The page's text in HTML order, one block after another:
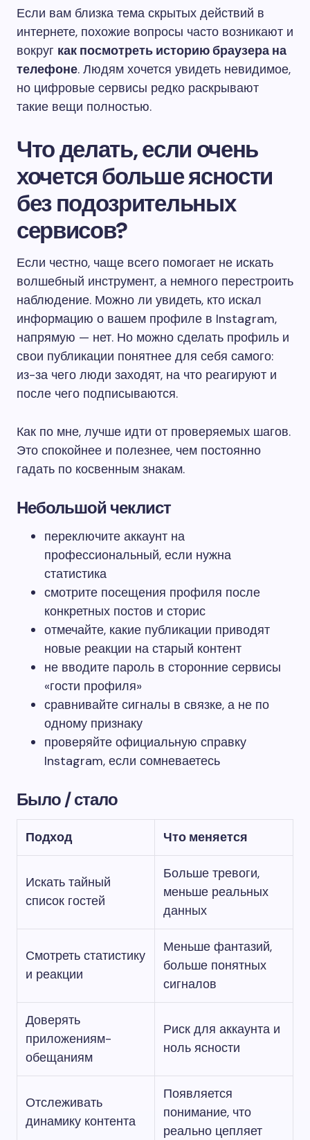
Если вам близка тема скрытых действий в
интернете, похожие вопросы часто возникают и
вокруг как посмотреть историю браузера на
телефоне. Людям хочется увидеть невидимое,
но цифровые сервисы редко раскрывают
такие вещи полностью.
Что делать, если очень
хочется больше ясности
без подозрительных
сервисов?
Если честно, чаще всего помогает не искать
волшебный инструмент, а немного перестроить
наблюдение. Можно ли увидеть, кто искал
информацию о вашем профиле в Instagram,
напрямую — нет. Но можно сделать профиль и
свои публикации понятнее для себя самого:
из-за чего люди заходят, на что реагируют и
после чего подписываются.
Как по мне, лучше идти от проверяемых шагов.
Это спокойнее и полезнее, чем постоянно
гадать по косвенным знакам.
Небольшой чеклист
переключите аккаунт на
профессиональный, если нужна
статистика
смотрите посещения профиля после
конкретных постов и сторис
отмечайте, какие публикации приводят
новые реакции на старый контент
не вводите пароль в сторонние сервисы
«гости профиля»
сравнивайте сигналы в связке, а не по
одному признаку
проверяйте официальную справку
Instagram, если сомневаетесь
Было / стало
Подход Что меняется
Искать тайный
список гостей
Больше тревоги,
меньше реальных
данных
Смотреть статистику
и реакции
Меньше фантазий,
больше понятных
сигналов
Доверять
приложениям-
обещаниям
Риск для аккаунта и
ноль ясности
Отслеживать
динамику контента
Появляется
понимание, что
реально цепляет